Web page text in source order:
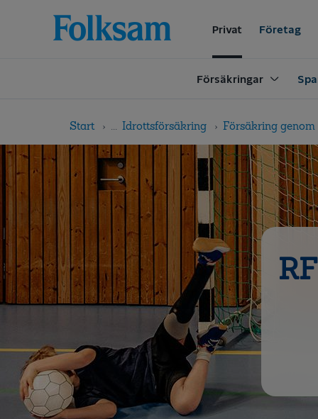
navigation
Privat Företag
Försäkringar
Start ... Idrottsförsäkring Försäkring